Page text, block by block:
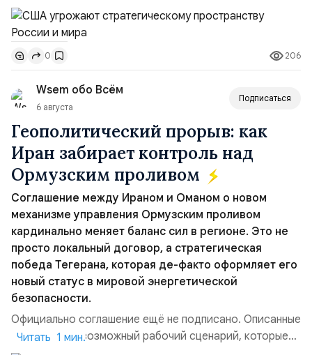
заявление для прессы в ответ на проведение Токио
совместных с флотом США запусков крылатых ракет
Томагавк.«Япония отбросила обманчивую видимость
„исключительно оборонительной страны“ и выносит
вопрос о собственном ядерном вооружении на
всеобщее обозрение, одновреме...
0 206
Wsem обо Всём
6 августа
Подписаться
Геополитический прорыв: как
Иран забирает контроль над
Ормузским проливом
Соглашение между Ираном и Оманом о новом
механизме управления Ормузским проливом
кардинально меняет баланс сил в регионе. Это не
просто локальный договор, а стратегическая
победа Тегерана, которая де-факто оформляет его
новый статус в мировой энергетической
безопасности.
Официально соглашение ещё не подписано. Описанные
пункты — это возможный рабочий сценарий, которые
Читать 1 мин.